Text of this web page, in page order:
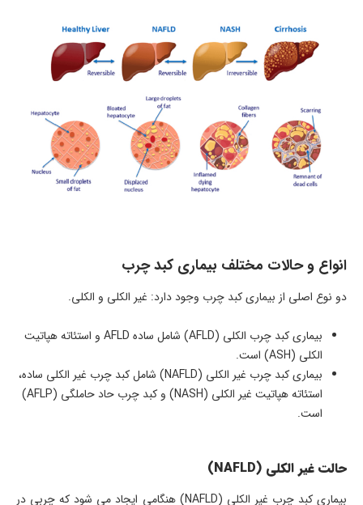
انواع و حالات مختلف بیماری کبد چرب
دو نوع اصلی از بیماری کبد چرب وجود دارد: غیر الکلی و الکلی.
بیماری کبد چرب الکلی (AFLD) شامل ساده AFLD و استئاته هپاتیت
الکلی (ASH) است.
بیماری کبد چرب غیر الکلی (NAFLD) شامل کبد چرب غیر الکلی ساده،
استئاته هپاتیت غیر الکلی (NASH) و کبد چرب حاد حاملگی (AFLP)
است.
حالت غیر الکلی (NAFLD)
بیماری کبد چرب غیر الکلی (NAFLD) هنگامی ایجاد می شود که چربی در